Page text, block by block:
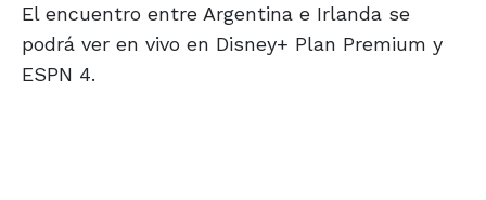
El encuentro entre Argentina e Irlanda se
podrá ver en vivo en Disney+ Plan Premium y
ESPN 4.